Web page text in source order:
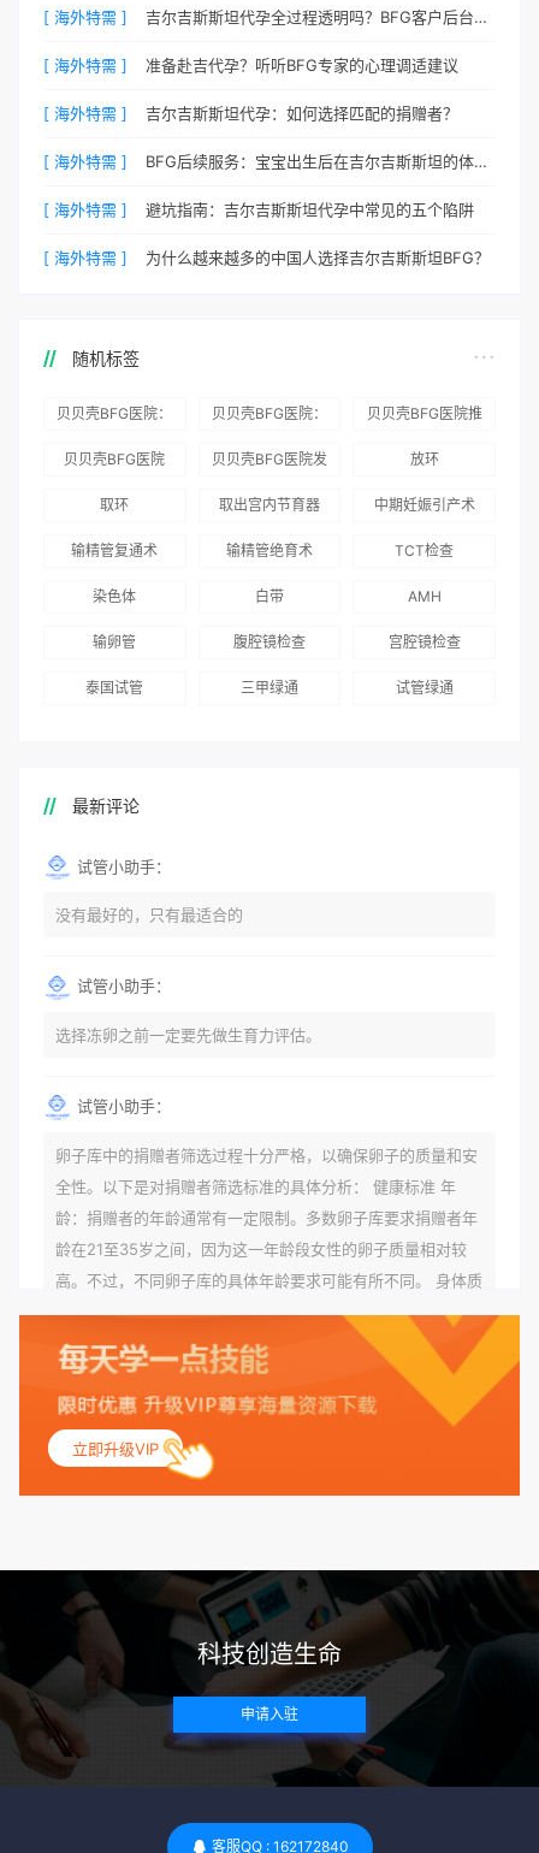
[ 海外特需 ] 吉尔吉斯斯坦代孕全过程透明吗？BFG客户后台详解
[ 海外特需 ] 准备赴吉代孕？听听BFG专家的心理调适建议
[ 海外特需 ] 吉尔吉斯斯坦代孕：如何选择匹配的捐赠者？
[ 海外特需 ] BFG后续服务：宝宝出生后在吉尔吉斯斯坦的体检与回国
[ 海外特需 ] 避坑指南：吉尔吉斯斯坦代孕中常见的五个陷阱
[ 海外特需 ] 为什么越来越多的中国人选择吉尔吉斯斯坦BFG？
随机标签
贝贝壳BFG医院：
务
贝贝壳BFG医院：
术”和“法律支持”
贝贝壳BFG医院推
贝贝壳BFG医院
贝贝壳BFG医院发
国版）》
放环
取环 取出宫内节育器 中期妊娠引产术
输精管复通术 输精管绝育术 TCT检查
染色体 白带 AMH
输卵管 腹腔镜检查 宫腔镜检查
泰国试管 三甲绿通 试管绿通
最新评论
试管小助手：
没有最好的，只有最适合的
试管小助手：
选择冻卵之前一定要先做生育力评估。
试管小助手：
卵子库中的捐赠者筛选过程十分严格，以确保卵子的质量和安
全性。以下是对捐赠者筛选标准的具体分析： 健康标准 年
龄：捐赠者的年龄通常有一定限制。多数卵子库要求捐赠者年
龄在21至35岁之间，因为这一年龄段女性的卵子质量相对较
高。不过，不同卵子库的具体年龄要求可能有所不同。 身体质
量指数（BMI）：捐赠者的BMI通常需要在正常范围内，以确
保其身体健康状况良好。过高的BMI可能与多种健康问题相关
联，包括不孕症和妊娠并发症。 生殖健康：捐赠者需要有规律
的月经期，无生殖障碍或异常问题。此外，还需要进行详细的
妇科检查，以确保其生殖系统的健康。 遗传病史与家族病史：
捐赠者及其家庭成员需要无严重的遗传病史、精神病史和传染
病史。这通常需要通过基因检测、家族史调查和医疗记录审查
带任何可传染给受卵者的病原体。 药物与生活习惯：捐赠者需
要是非尼古丁使用者、非吸烟者、非吸毒者，并且未使用可能
影响卵子质量的药物，如某些精神药物和避孕植入物。 学历与
心理标准 学历要求：部分卵子库对捐赠者的学历有一定要求，
但这并非普遍标准。一些卵子库可能更倾向于选择受过高等教
育的女性作为捐赠者，但这并不是绝对的筛选条件。 心理状态
评估：捐赠者需要进行心理状态评估，以确定其对捐赠过程的
于确保捐赠者在捐赠过程中保持积极的心态，并理解其捐赠行
立即升级VIP
科技创造生命
申请入驻
客服QQ : 162172840